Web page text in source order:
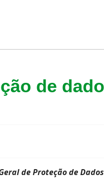
de
de Proteção de